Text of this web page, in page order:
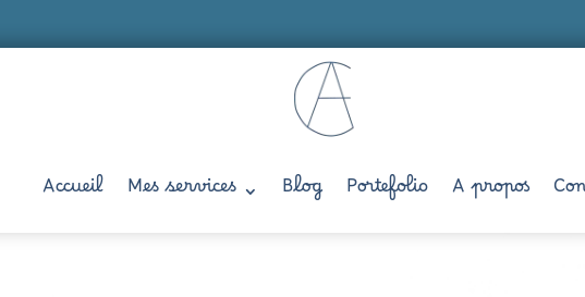
Accueil Mes services Blog Portefolio A propos